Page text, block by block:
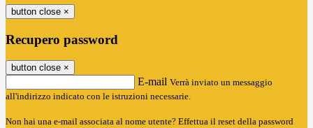
button close ×
Recupero password
button close ×
E-mail Verrà inviato un messaggio
all'indirizzo indicato con le istruzioni necessarie.
Non hai una e-mail associata al nome utente? Effettua il reset della password